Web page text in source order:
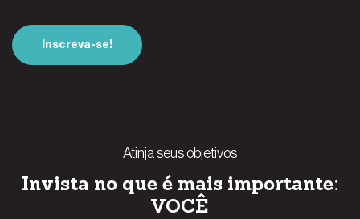
Inscreva-se!
Atinja seus objetivos
Invista no que é mais importante:
VOCÊ